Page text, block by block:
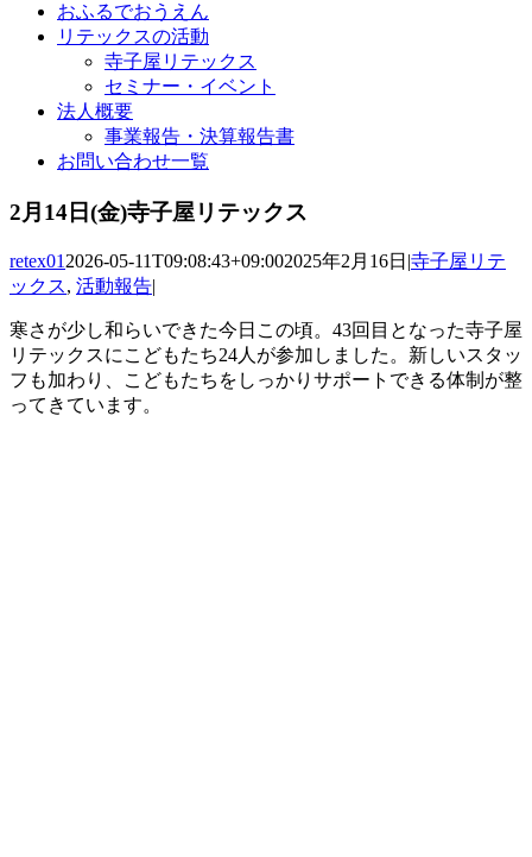
おふるでおうえん
リテックスの活動
寺子屋リテックス
セミナー・イベント
法人概要
事業報告・決算報告書
お問い合わせ一覧
2月14日(金)寺子屋リテックス
retex012026-05-11T09:08:43+09:002025年2月16日 |寺子屋リテ
ックス, 活動報告|
寒さが少し和らいできた今日この頃。43回目となった寺子屋
リテックスにこどもたち24人が参加しました。新しいスタッ
フも加わり、こどもたちをしっかりサポートできる体制が整
ってきています。